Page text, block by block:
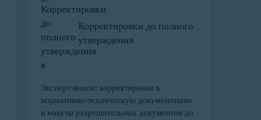
Корректировки до полного
утверждения
Эксперт вносит корректировки в
нормативно-техническую документацию
и макеты разрешительных документов до